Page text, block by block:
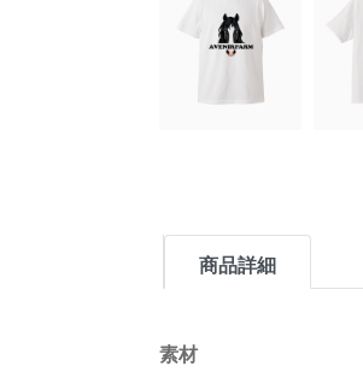
商品詳細
素材